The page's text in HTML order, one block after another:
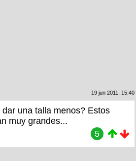
19 jun 2011, 15:40
una talla menos? Estos
muy grandes...
5